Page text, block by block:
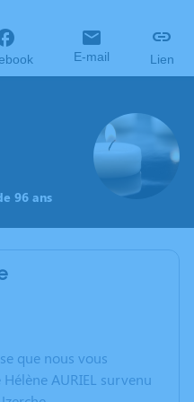
E-mail Lien
96 ans
que nous vous
AURIEL survenu